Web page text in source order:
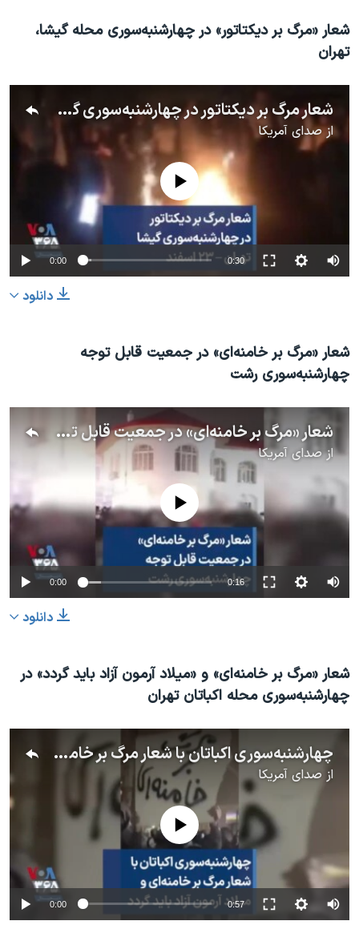
شعار «مرگ بر دیکتاتور» در چهارشنبه‌سوری محله گیشا،
تهران
شعار مرگ بر دیکتاتور در چهارشنبه‌سوری گیشا تهران – ۲۳ اسفند
ازصدای آمریکا
No media source currently available
0:00 0:30
دانلود
شعار «مرگ بر خامنه‌ای» در جمعیت قابل توجه
چهارشنبه‌سوری رشت
شعار «مرگ بر خامنه‌ای» در جمعیت قابل توجه چهارشنبه‌سوری رشت
ازصدای آمریکا
No media source currently available
0:00 0:16
دانلود
شعار «مرگ بر خامنه‌ای» و «میلاد آرمون آزاد باید گردد» در
چهارشنبه‌سوری محله اکباتان تهران
چهارشنبه‌سوری اکباتان با شعار مرگ بر خامنه‌ای و میلاد آرمون آزاد باید گردد
از صدای آمریکا
No media source currently available
0:00 0:57